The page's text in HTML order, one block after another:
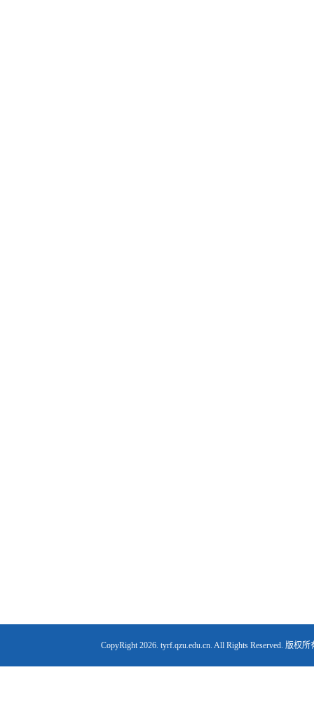
CopyRight2026. tyrf.qzu.edu.cn. All Rights Reserved. 版